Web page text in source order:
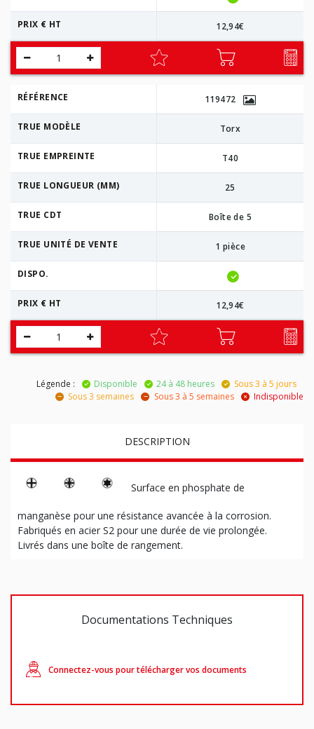
PRIX € HT 12,94€
RÉFÉRENCE 119472
TRUE MODÈLE Torx
TRUE EMPREINTE T40
TRUE LONGUEUR (MM) 25
TRUE CDT Boîte de 5
TRUE UNITÉ DE VENTE 1 pièce
DISPO.
PRIX € HT 12,94€
Légende : Disponible 24 à 48 heures
Sous 3 à 5 jours
Sous 3 semaines
Sous 3 à 5 semaines Indisponible
DESCRIPTION
Surface en phosphate de
manganèse pour une résistance avancée à la corrosion.
Fabriqués en acier S2 pour une durée de vie prolongée.
Livrés dans une boîte de rangement.
Documentations Techniques
Connectez-vous pour télécharger vos documents